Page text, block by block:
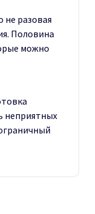
не разовая
Половина
можно
неприятных